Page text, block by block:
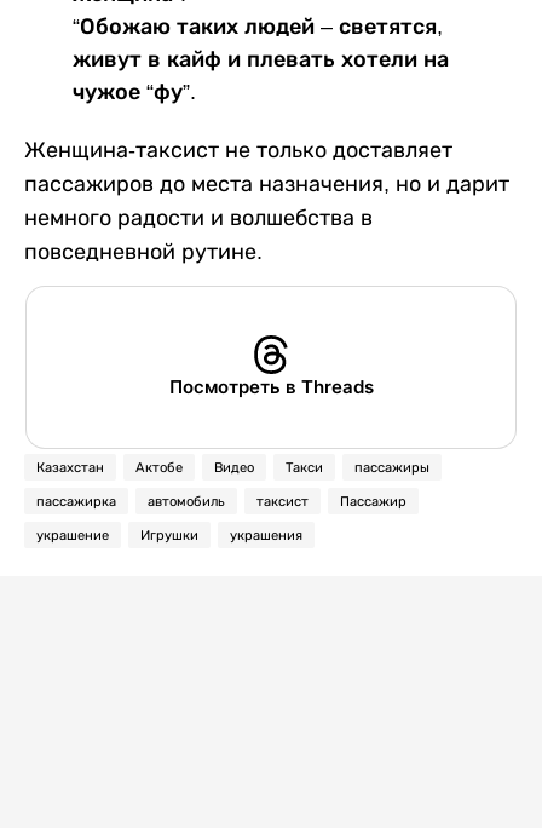
“Обожаю таких людей – светятся,
живут в кайф и плевать хотели на
чужое “фу”.
Женщина-таксист не только доставляет
пассажиров до места назначения, но и дарит
немного радости и волшебства в
повседневной рутине.
Посмотреть в Threads
Казахстан Актобе Видео Такси пассажиры
пассажирка автомобиль таксист Пассажир
украшение Игрушки украшения